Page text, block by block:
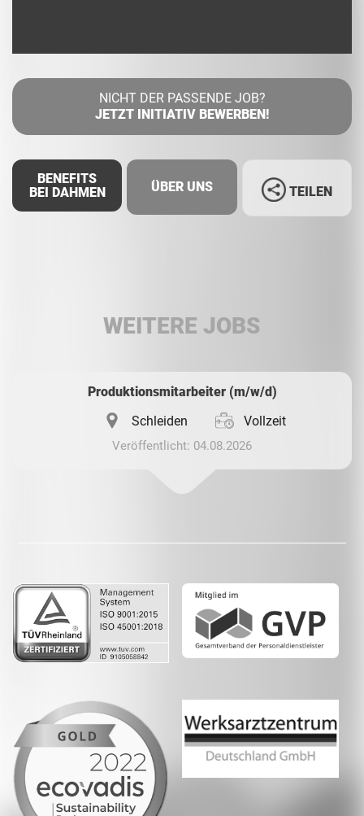
NICHT DER PASSENDE JOB?
JETZT INITIATIV BEWERBEN!
BENEFITS
BEI DAHMEN
ÜBER UNS TEILEN
WEITERE JOBS
Produktionsmitarbeiter (m/w/d)
Schleiden
Vollzeit
Veröffentlicht: 04.08.2026